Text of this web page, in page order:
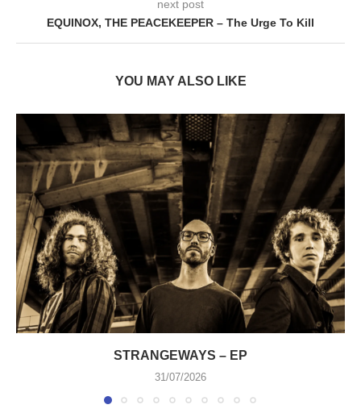
next post
EQUINOX, THE PEACEKEEPER – The Urge To Kill
YOU MAY ALSO LIKE
STRANGEWAYS – EP
31/07/2026